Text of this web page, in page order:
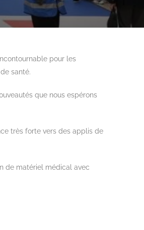
pour les
santé.
que nous espérons
très forte vers des applis de
de matériel médical avec